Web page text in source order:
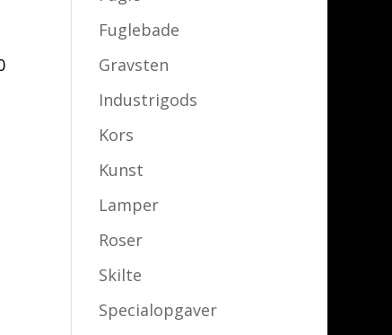
Fuglebade
Gravsten
Industrigods
Kors
Kunst
Lamper
Roser
Skilte
Specialopgaver